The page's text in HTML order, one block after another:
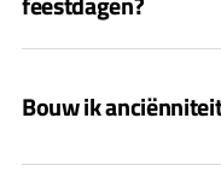
Bouw ik